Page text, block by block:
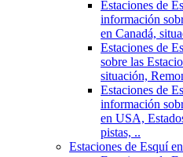
Estaciones de
información
en Canadá,
Estaciones de
sobre las
situación,
Estaciones de
información
en USA,
pistas, ..
Estaciones de Esquí